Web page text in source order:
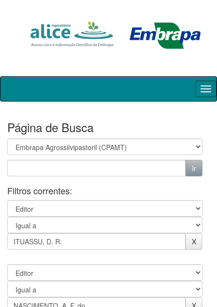
Skip
Página de Busca
Filtros correntes: